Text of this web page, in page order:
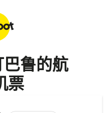
鲁的航
票